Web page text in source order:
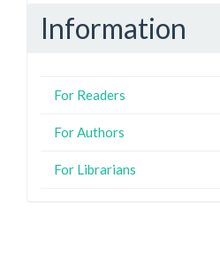
Information
For Readers
For Authors
For Librarians